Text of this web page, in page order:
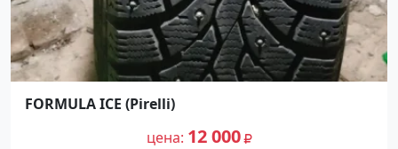
FORMULA ICE (Pirelli)
цена 12 000